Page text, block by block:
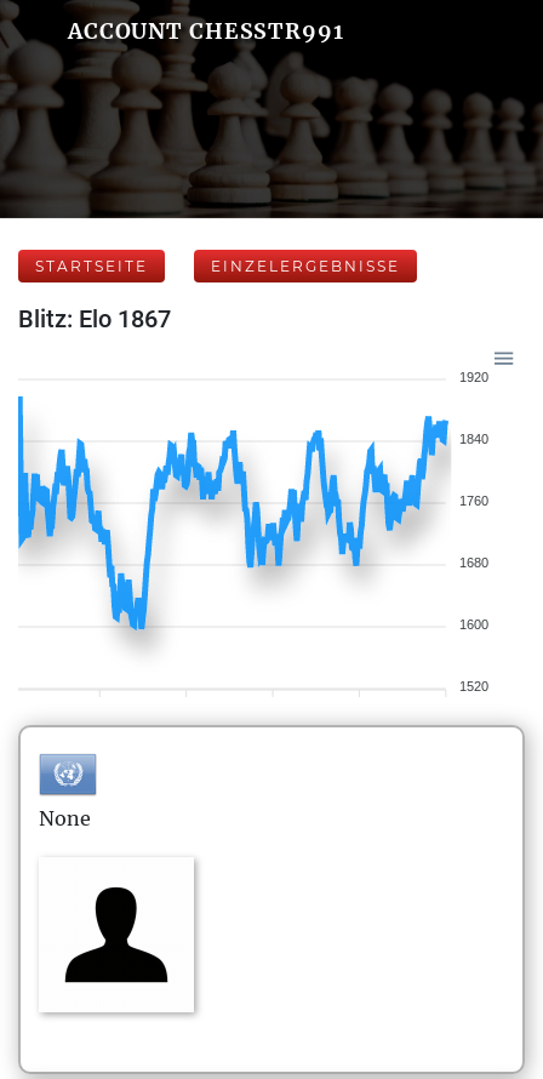
ACCOUNT CHESSTR991
STARTSEITE EINZELERGEBNISSE
Blitz: Elo 1867
1920
1840
1760
1680
1600
1520
None